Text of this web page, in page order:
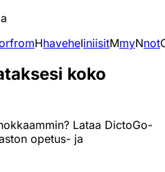
fromHhaveheIiniisitMmyNnot
koko
Lataa DictoGo-
opetus- ja